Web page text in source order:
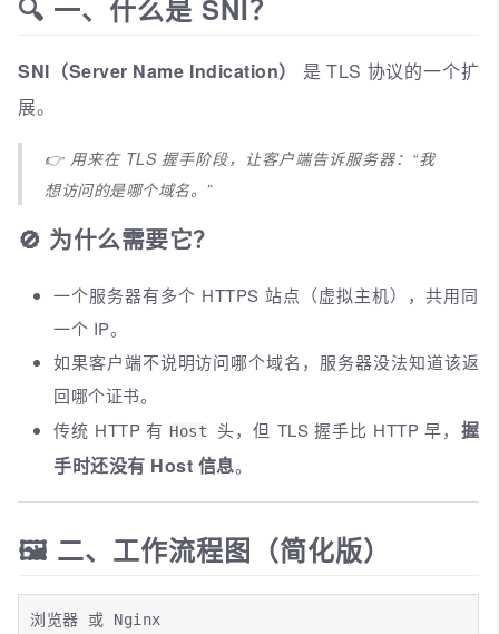
🔍 一、什么是 SNI？
SNI（Server Name Indication）
是 TLS 协议的一个扩
展。
👉 用来在 TLS 握手阶段，让客户端告诉服务器：“我
想访问的是哪个域名。”
🚫 为什么需要它？
一个服务器有多个 HTTPS 站点（虚拟主机），共用同
一个 IP。
如果客户端不说明访问哪个域名，服务器没法知道该返
回哪个证书。
传统 HTTP 有 Host 头，但 TLS 握手比 HTTP 早， 握
手时还没有 Host 信息。
🖼 二、工作流程图（简化版）
浏览器 或 Nginx